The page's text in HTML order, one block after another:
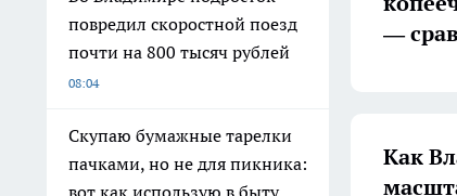
повредил скоростной поезд
почти на 800 тысяч рублей
08:04
Скупаю бумажные тарелки
пачками, но не для пикника:
вот как использую в быту
—
Как